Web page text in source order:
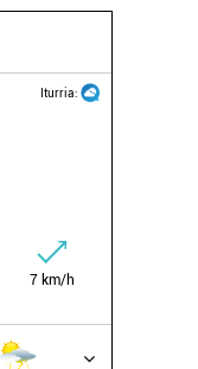
Iturria:
7 km/h